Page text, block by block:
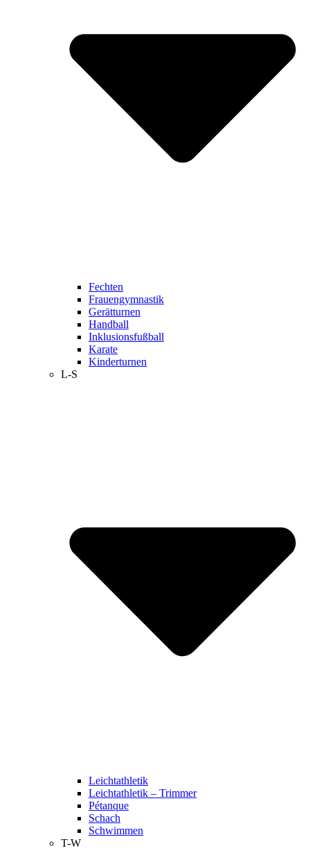
Fechten
Frauengymnastik
Gerätturnen
Handball
Inklusionsfußball
Karate
Kinderturnen
L-S
Leichtathletik
Leichtathletik – Trimmer
Pétanque
Schach
Schwimmen
T-W